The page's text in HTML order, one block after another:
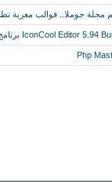
مجلة جوملا.. قوالب معربة